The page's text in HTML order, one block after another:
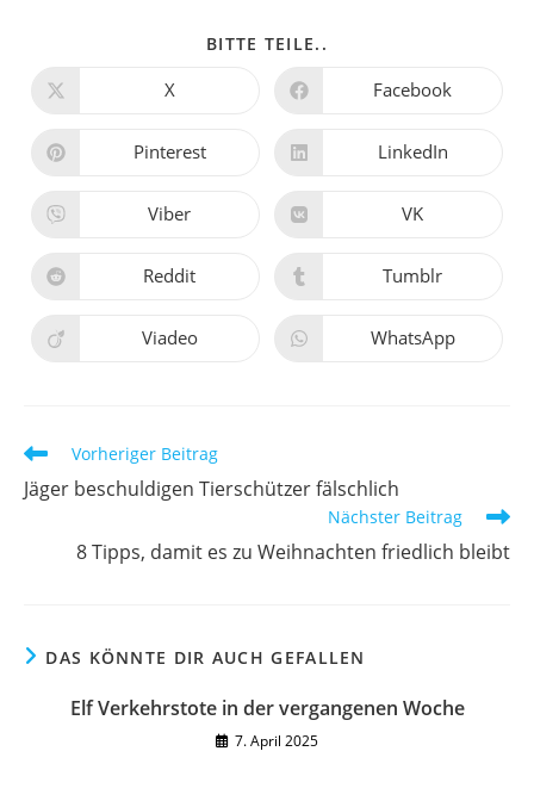
BITTE TEILE..
X Facebook
Pinterest LinkedIn
Viber VK
Reddit Tumblr
Viadeo WhatsApp
Vorheriger Beitrag
Jäger beschuldigen Tierschützer fälschlich
Nächster Beitrag
8 Tipps, damit es zu Weihnachten friedlich bleibt
DAS KÖNNTE DIR AUCH GEFALLEN
Elf Verkehrstote in der vergangenen Woche
7. April 2025